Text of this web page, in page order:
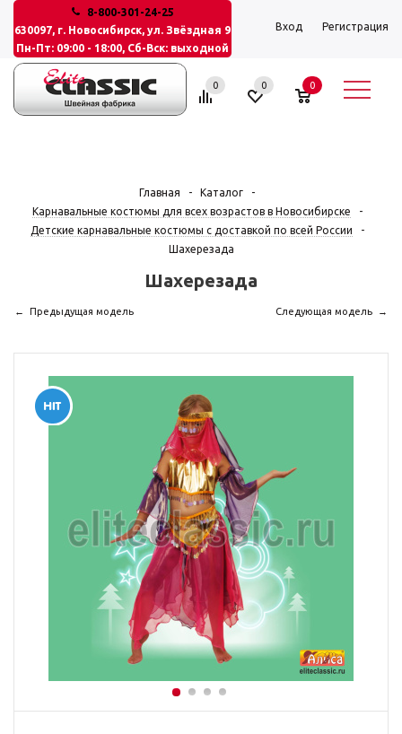
8-800-301-24-25
630097, г. Новосибирск, ул. Звёздная 9
Пн-Пт: 09:00 - 18:00, Сб-Вск: выходной
Вход Регистрация
0 0 0
Главная - Каталог
-
Карнавальные костюмы для всех возрастов в Новосибирске
-
Детские карнавальные костюмы с доставкой по всей России
-
Шахерезада
Шахерезада
Предыдущая модель Следующая модель